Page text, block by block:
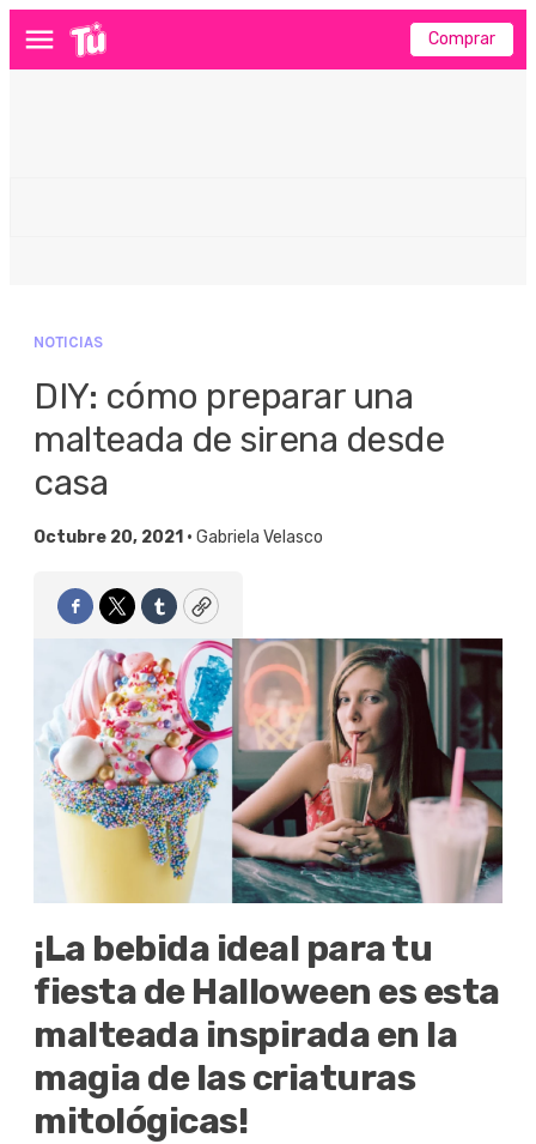
Menú Comprar
NOTICIAS
DIY: cómo preparar una
malteada de sirena desde
casa
Octubre 20, 2021 • Gabriela Velasco
Facebook
TwitterTumblrCopy
¡La bebida ideal para tu
fiesta de Halloween es esta
malteada inspirada en la
magia de las criaturas
mitológicas!